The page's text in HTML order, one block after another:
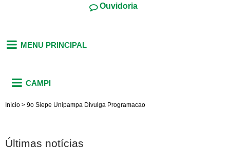
Ouvidoria
MENU PRINCIPAL
CAMPI
Início > 9o Siepe Unipampa Divulga Programacao
Últimas notícias